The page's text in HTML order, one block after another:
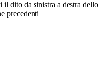
dito da sinistra a destra dello
precedenti